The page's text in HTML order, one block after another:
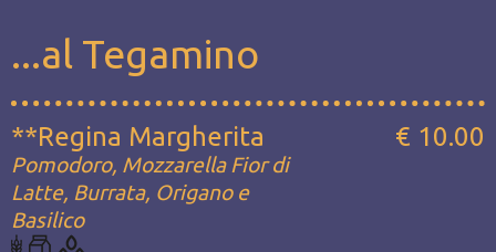
...al Tegamino
**Regina Margherita
Pomodoro, Mozzarella Fior di
Latte, Burrata, Origano e
Basilico
€ 10.00